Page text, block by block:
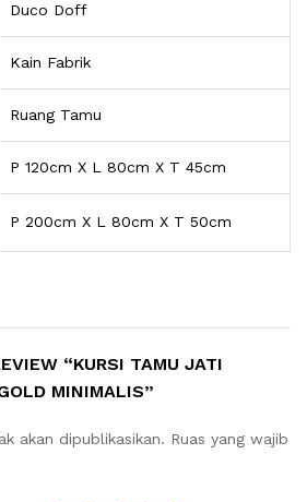
Duco Doff
Kain Fabrik
Ruang Tamu
P 120cm X L 80cm X T 45cm
P 200cm X L 80cm X T 50cm
“KURSI TAMU JATI
MINIMALIS”
akan dipublikasikan. Ruas yang wajib